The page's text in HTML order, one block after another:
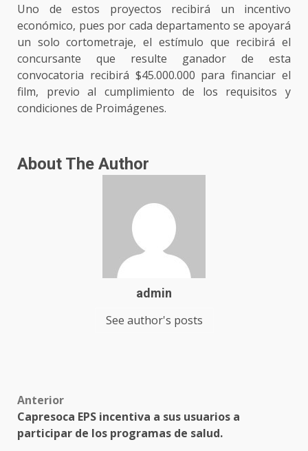
Uno de estos proyectos recibirá un incentivo
económico, pues por cada departamento se apoyará
un solo cortometraje, el estímulo que recibirá el
concursante que resulte ganador de esta
convocatoria recibirá $45.000.000 para financiar el
film, previo al cumplimiento de los requisitos y
condiciones de Proimágenes.
About The Author
admin
See author's posts
Anterior
Capresoca EPS incentiva a sus usuarios a
participar de los programas de salud.